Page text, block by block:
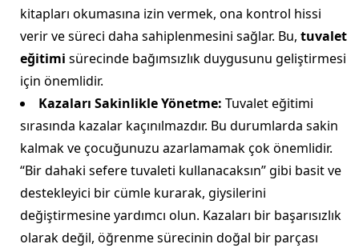
kitapları okumasına izin vermek, ona kontrol hissi
verir ve süreci daha sahiplenmesini sağlar. Bu, tuvalet
eğitimi sürecinde bağımsızlık duygusunu geliştirmesi
için önemlidir.
Kazaları Sakinlikle Yönetme: Tuvalet eğitimi
sırasında kazalar kaçınılmazdır. Bu durumlarda sakin
kalmak ve çocuğunuzu azarlamamak çok önemlidir.
“Bir dahaki sefere tuvaleti kullanacaksın” gibi basit ve
destekleyici bir cümle kurarak, giysilerini
değiştirmesine yardımcı olun. Kazaları bir başarısızlık
olarak değil, öğrenme sürecinin doğal bir parçası